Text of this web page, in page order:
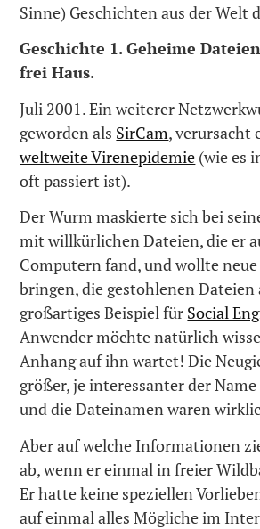
Sinne) Geschichten aus der Welt
Geschichte 1. Geheime
frei Haus.
Juli 2001. Ein weiterer
geworden als SirCam, verursacht
weltweite Virenepidemie (wie es
oft passiert ist).
Der Wurm maskierte sich bei
mit willkürlichen Dateien, die er
Computern fand, und wollte
bringen, die gestohlenen Dateien
großartiges Beispiel für Social
Anwender möchte natürlich
Anhang auf ihn wartet! Die
größer, je interessanter der
und die Dateinamen waren
Aber auf welche Informationen
ab, wenn er einmal in freier
Er hatte keine speziellen
auf einmal alles Mögliche im